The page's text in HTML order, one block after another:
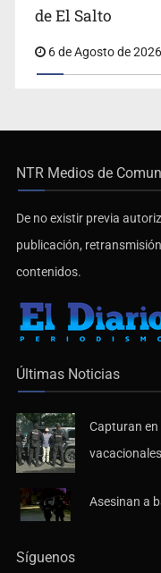
de El Salto
6 de Agosto de 2026
NTR Medios de
De no existir previa
publicación,
contenidos.
Últimas Noticias
Capturan
vacacionales
Asesinan a
Síguenos